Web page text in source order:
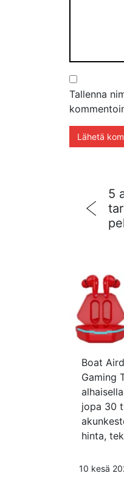
Tallenna
5
Boat
Gaming
jopa 30
hinta,
10 kesä